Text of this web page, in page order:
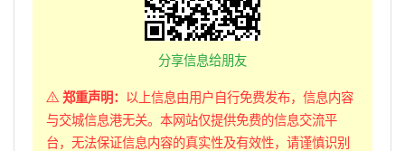
分享信息给朋友
郑重声明： 以上信息由用户自行免费发布，信息内容
与交城信息港无关。本网站仅提供免费的信息交流平
台，无法保证信息内容的真实性及有效性，请谨慎识别